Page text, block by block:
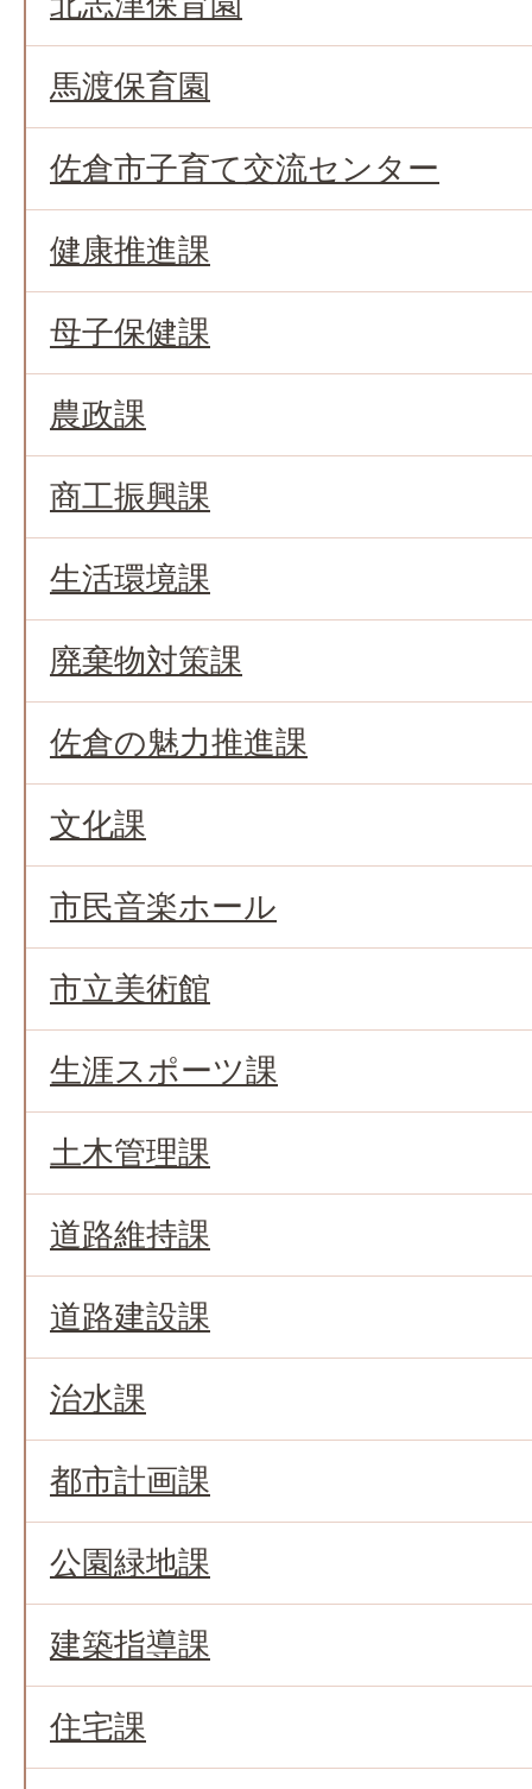
馬渡保育園
佐倉市子育て交流センター
健康推進課
母子保健課
農政課
商工振興課
生活環境課
廃棄物対策課
佐倉の魅力推進課
文化課
市民音楽ホール
市立美術館
生涯スポーツ課
土木管理課
道路維持課
道路建設課
治水課
都市計画課
公園緑地課
建築指導課
住宅課